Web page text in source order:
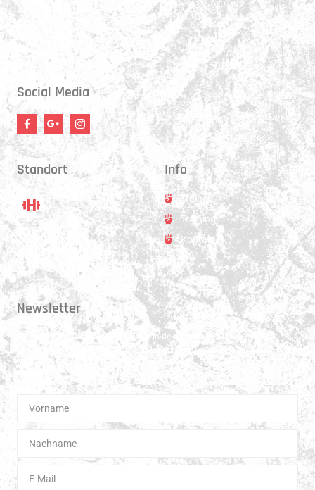
Donnerstag:
17:15 - 18:45 Uhr
17:30 - 21:00 Uhr
Social Media
Standort
Standort
Hauptstrasse 31
3250 Lyss
Info
Trainer
Training
Kontakt
Newsletter
Erhalte 1x pro Quartal unsere News in dein Postfach. Darüber hinaus
teilen wir gerne Spannendes und Lehrreiches aus der Welt des Muay Thai
Boxen.